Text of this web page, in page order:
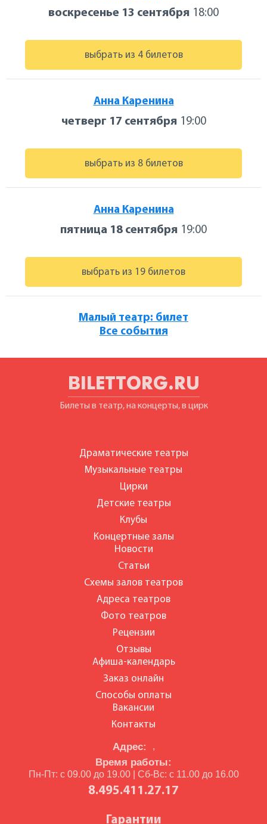
воскресенье 13 сентября 18:00
выбрать из 4 билетов
Анна Каренина
четверг 17 сентября 19:00
выбрать из 8 билетов
Анна Каренина
пятница 18 сентября 19:00
выбрать из 19 билетов
Малый театр: билет
Все события
BILETTORG.RU
Билеты в театр, на концерты, в цирк
Адрес: ,
Время работы:
Пн-Пт: с 09.00 до 19.00 | Сб-Вс: с 11.00 до 16.00
8.495.411.27.17
Гарантии
Драматические театры
Музыкальные театры
Цирки
Детские театры
Клубы
Концертные залы
Новости
Статьи
Схемы залов театров
Адреса театров
Фото театров
Рецензии
Отзывы
Афиша-календарь
Заказ онлайн
Способы оплаты
Вакансии
Контакты